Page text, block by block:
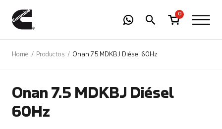
0
Home Productos Onan 7.5 MDKBJ Diésel 60Hz
Onan 7.5 MDKBJ Diésel
60Hz